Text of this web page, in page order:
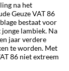
na het
Geuze VAT 86
bestaat voor
lambiek. Na
jaar verdere
te worden. Met
86 niet extreem